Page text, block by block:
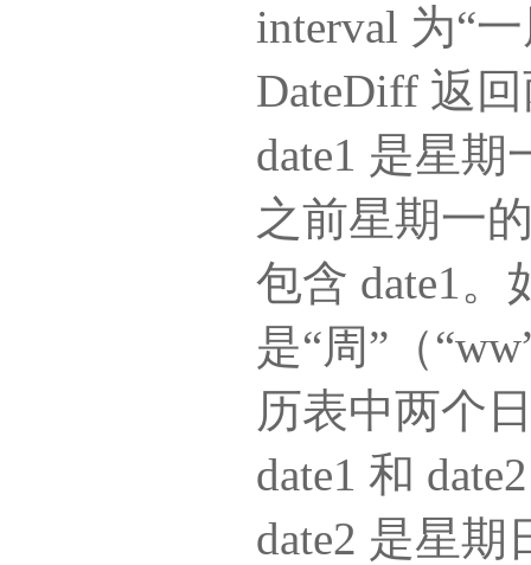
interval 为“
DateDiff 返
date1 是星期
之前星期一
包含 date1。
是“周”（
历表中两个
date1 和
date2 是星期